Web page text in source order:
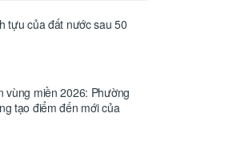
tựu của đất nước sau 50
vùng miền 2026: Phường
tạo điểm đến mới của